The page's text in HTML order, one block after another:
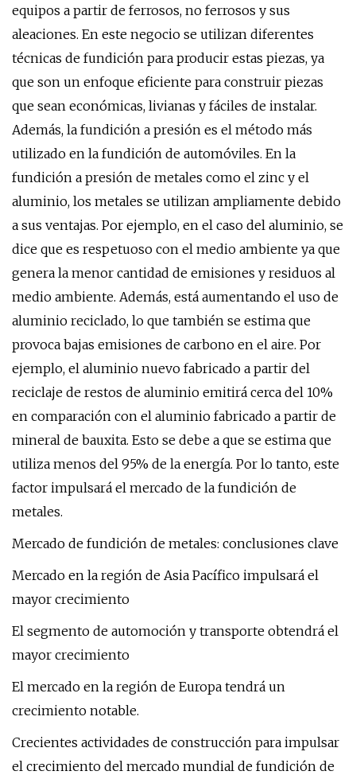
equipos a partir de ferrosos, no ferrosos y sus
aleaciones. En este negocio se utilizan diferentes
técnicas de fundición para producir estas piezas, ya
que son un enfoque eficiente para construir piezas
que sean económicas, livianas y fáciles de instalar.
Además, la fundición a presión es el método más
utilizado en la fundición de automóviles. En la
fundición a presión de metales como el zinc y el
aluminio, los metales se utilizan ampliamente debido
a sus ventajas. Por ejemplo, en el caso del aluminio, se
dice que es respetuoso con el medio ambiente ya que
genera la menor cantidad de emisiones y residuos al
medio ambiente. Además, está aumentando el uso de
aluminio reciclado, lo que también se estima que
provoca bajas emisiones de carbono en el aire. Por
ejemplo, el aluminio nuevo fabricado a partir del
reciclaje de restos de aluminio emitirá cerca del 10%
en comparación con el aluminio fabricado a partir de
mineral de bauxita. Esto se debe a que se estima que
utiliza menos del 95% de la energía. Por lo tanto, este
factor impulsará el mercado de la fundición de
metales.
Mercado de fundición de metales: conclusiones clave
Mercado en la región de Asia Pacífico impulsará el
mayor crecimiento
El segmento de automoción y transporte obtendrá el
mayor crecimiento
El mercado en la región de Europa tendrá un
crecimiento notable.
Crecientes actividades de construcción para impulsar
el crecimiento del mercado mundial de fundición de